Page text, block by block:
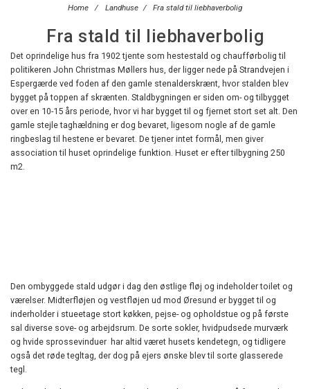
Fra stald til liebhaverbolig
Home / Landhuse / Fra stald til liebhaverbolig
Det oprindelige hus fra 1902 tjente som hestestald og chaufførbolig til
politikeren John Christmas Møllers hus, der ligger nede på Strandvejen i
Espergærde ved foden af den gamle stenalderskrænt, hvor stalden blev
bygget på toppen af skrænten. Staldbygningen er siden om- og tilbygget
over en 10-15 års periode, hvor vi har bygget til og fjernet stort set alt. Den
gamle stejle taghældning er dog bevaret, ligesom nogle af de gamle
ringbeslag til hestene er bevaret. De tjener intet formål, men giver
association til huset oprindelige funktion. Huset er efter tilbygning 250
m2.
Den ombyggede stald udgør i dag den østlige fløj og indeholder toilet og
værelser. Midterfløjen og vestfløjen ud mod Øresund er bygget til og
inderholder i stueetage stort køkken, pejse- og opholdstue og på første
sal diverse sove- og arbejdsrum. De sorte sokler, hvidpudsede murværk
og hvide sprossevinduer har altid været husets kendetegn, og tidligere
også det røde tegltag, der dog på ejers ønske blev til sorte glasserede
tegl.